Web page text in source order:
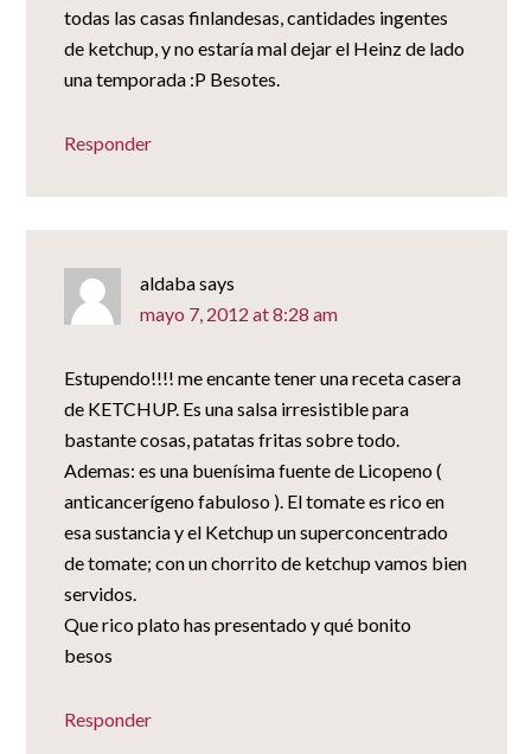
todas las casas finlandesas, cantidades ingentes
de ketchup, y no estaría mal dejar el Heinz de lado
una temporada :P Besotes.
Responder
aldabasays
mayo 7, 2012 at 8:28 am
Estupendo!!!! me encante tener una receta casera
de KETCHUP. Es una salsa irresistible para
bastante cosas, patatas fritas sobre todo.
Ademas: es una buenísima fuente de Licopeno (
anticancerígeno fabuloso ). El tomate es rico en
esa sustancia y el Ketchup un superconcentrado
de tomate; con un chorrito de ketchup vamos bien
servidos.
Que rico plato has presentado y qué bonito
besos
Responder